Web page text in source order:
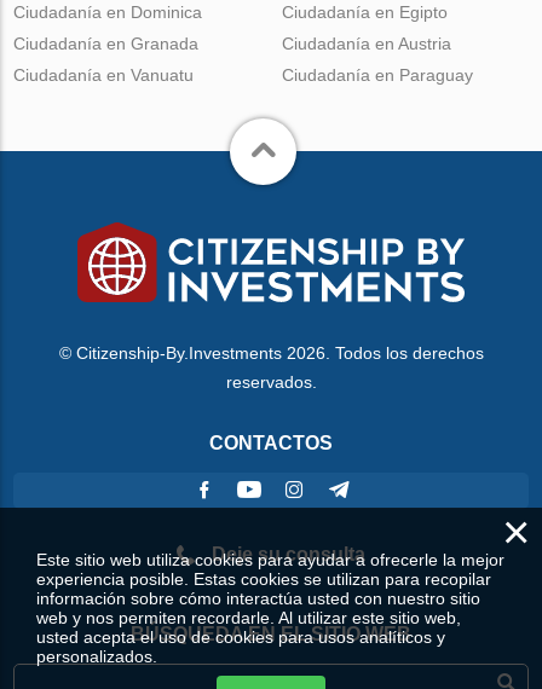
Ciudadanía en Dominica
Ciudadanía en Granada
Ciudadanía en Vanuatu
Ciudadanía en Egipto
Ciudadanía en Austria
Ciudadanía en Paraguay
© Citizenship-By.Investments 2026. Todos los derechos
reservados.
CONTACTOS
Deje su consulta
BÚSQUEDA EN EL SITIO WEB
×
Este sitio web utiliza cookies para ayudar a ofrecerle la mejor
experiencia posible. Estas cookies se utilizan para recopilar
información sobre cómo interactúa usted con nuestro sitio
web y nos permiten recordarle. Al utilizar este sitio web,
usted acepta el uso de cookies para usos analíticos y
personalizados.